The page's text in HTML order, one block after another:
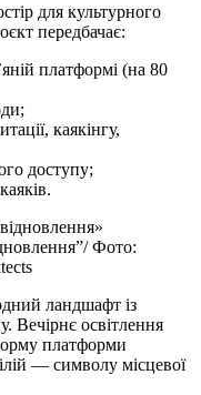
для культурного
передбачає:
платформі (на 80
каякінгу,
доступу;
Фото:
ландшафт із
Вечірнє освітлення
платформи
— символу місцевої